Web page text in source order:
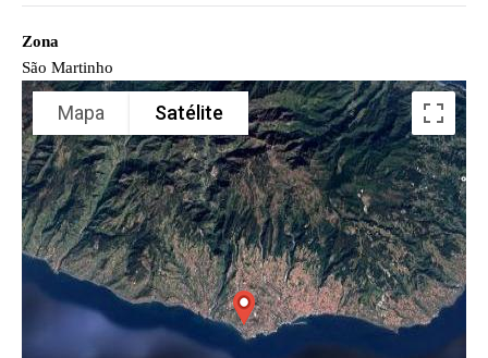
Zona
São Martinho
Mapa Satélite